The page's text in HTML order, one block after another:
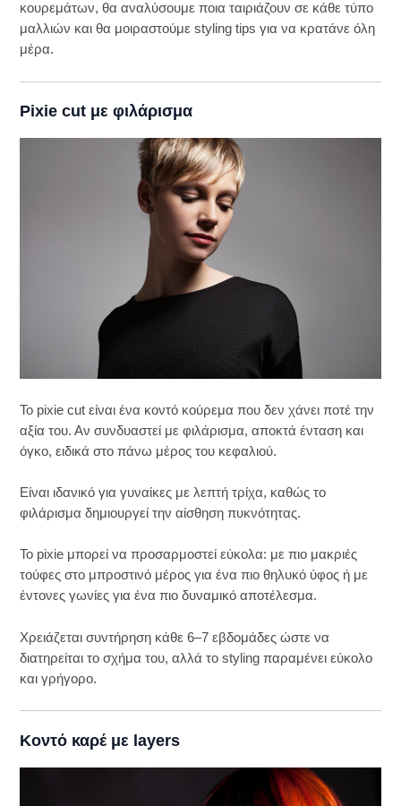
κουρεμάτων, θα αναλύσουμε ποια ταιριάζουν σε κάθε τύπο
μαλλιών και θα μοιραστούμε styling tips για να κρατάνε όλη
μέρα.
Pixie cut με φιλάρισμα
Το pixie cut είναι ένα κοντό κούρεμα που δεν χάνει ποτέ την
αξία του. Αν συνδυαστεί με φιλάρισμα, αποκτά ένταση και
όγκο, ειδικά στο πάνω μέρος του κεφαλιού.
Είναι ιδανικό για γυναίκες με λεπτή τρίχα, καθώς το
φιλάρισμα δημιουργεί την αίσθηση πυκνότητας.
Το pixie μπορεί να προσαρμοστεί εύκολα: με πιο μακριές
τούφες στο μπροστινό μέρος για ένα πιο θηλυκό ύφος ή με
έντονες γωνίες για ένα πιο δυναμικό αποτέλεσμα.
Χρειάζεται συντήρηση κάθε 6–7 εβδομάδες ώστε να
διατηρείται το σχήμα του, αλλά το styling παραμένει εύκολο
και γρήγορο.
Κοντό καρέ με layers